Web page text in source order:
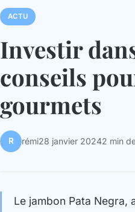
ACTU
Investir
conseils
gourmets
R rémi28 janvier 20242 min
Le jambon Pata Negra,